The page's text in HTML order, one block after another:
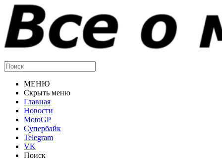
МЕНЮ
Скрыть меню
Главная
Новости
MotoGP
Супербайк
Telegram
VK
Поиск